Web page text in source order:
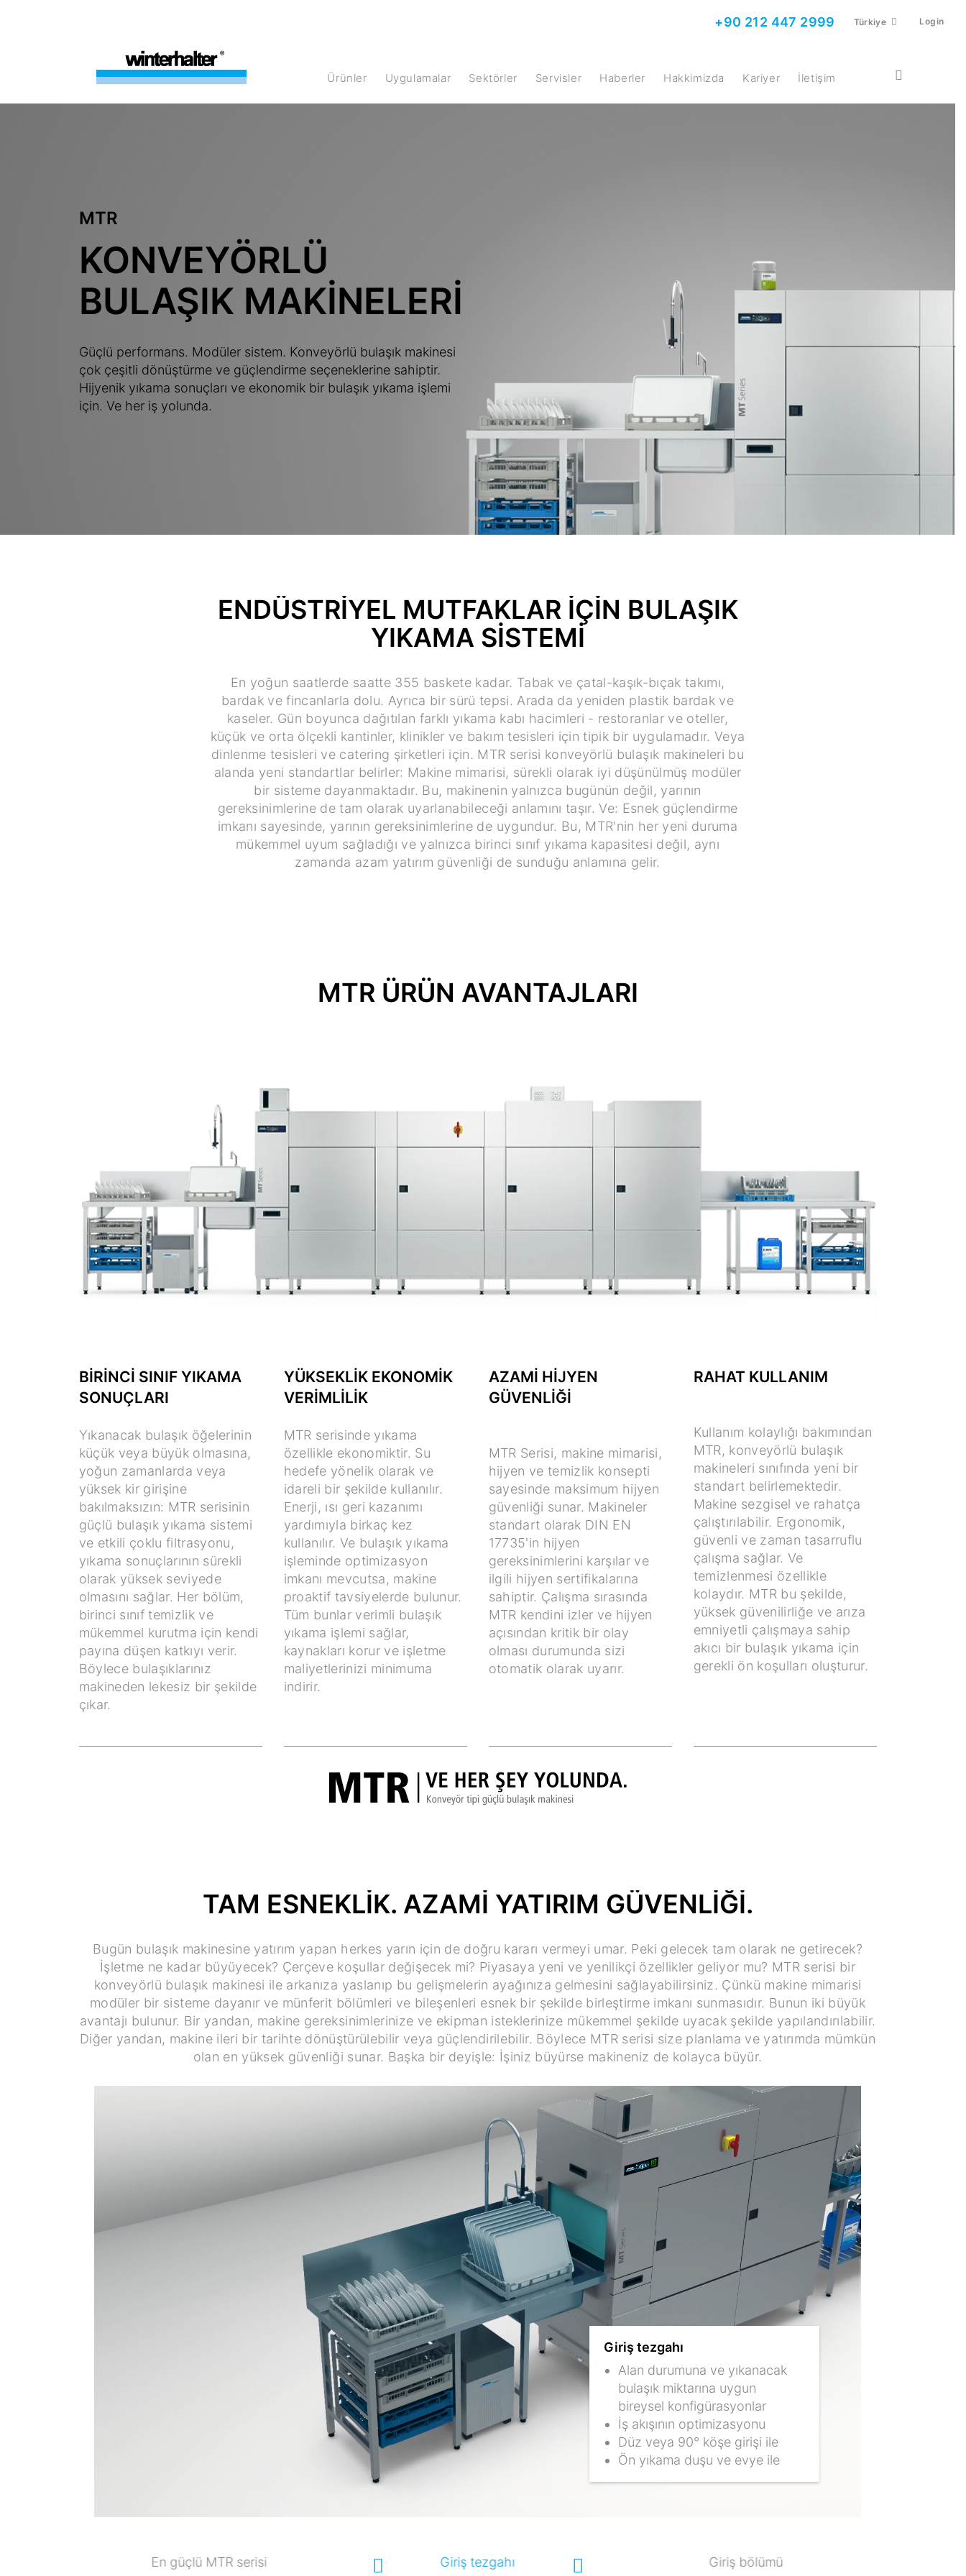
+90 212 447 2999 Türkiye Login
Ürünler Uygulamalar Sektörler Servisler Haberler Hakkimizda Kariyer İletişim
MTR
KONVEYÖRLÜ
BULAŞIK MAKINELERI
Güçlü performans. Modüler sistem. Konveyörlü bulaşık makinesi
çok çeşitli dönüştürme ve güçlendirme seçeneklerine sahiptir.
Hijyenik yıkama sonuçları ve ekonomik bir bulaşık yıkama işlemi
için. Ve her iş yolunda.
ENDÜSTRIYEL MUTFAKLAR IÇIN BULAŞIK
YIKAMA SISTEMI
En yoğun saatlerde saatte 355 baskete kadar. Tabak ve çatal-kaşık-bıçak takımı,
bardak ve fincanlarla dolu. Ayrıca bir sürü tepsi. Arada da yeniden plastik bardak ve
kaseler. Gün boyunca dağıtılan farklı yıkama kabı hacimleri - restoranlar ve oteller,
küçük ve orta ölçekli kantinler, klinikler ve bakım tesisleri için tipik bir uygulamadır. Veya
dinlenme tesisleri ve catering şirketleri için. MTR serisi konveyörlü bulaşık makineleri bu
alanda yeni standartlar belirler: Makine mimarisi, sürekli olarak iyi düşünülmüş modüler
bir sisteme dayanmaktadır. Bu, makinenin yalnızca bugünün değil, yarının
gereksinimlerine de tam olarak uyarlanabileceği anlamını taşır. Ve: Esnek güçlendirme
imkanı sayesinde, yarının gereksinimlerine de uygundur. Bu, MTR'nin her yeni duruma
mükemmel uyum sağladığı ve yalnızca birinci sınıf yıkama kapasitesi değil, aynı
zamanda azam yatırım güvenliği de sunduğu anlamına gelir.
MTR ÜRÜN AVANTAJLARI
BIRINCI SINIF YIKAMA
SONUÇLARI
Yıkanacak bulaşık öğelerinin
küçük veya büyük olmasına,
yoğun zamanlarda veya
yüksek kir girişine
bakılmaksızın: MTR serisinin
güçlü bulaşık yıkama sistemi
ve etkili çoklu filtrasyonu,
yıkama sonuçlarının sürekli
olarak yüksek seviyede
olmasını sağlar. Her bölüm,
birinci sınıf temizlik ve
mükemmel kurutma için kendi
payına düşen katkıyı verir.
Böylece bulaşıklarınız
makineden lekesiz bir şekilde
çıkar.
YÜKSEKLIK EKONOMIK
VERIMLILIK
MTR serisinde yıkama
özellikle ekonomiktir. Su
hedefe yönelik olarak ve
idareli bir şekilde kullanılır.
Enerji, ısı geri kazanımı
yardımıyla birkaç kez
kullanılır. Ve bulaşık yıkama
işleminde optimizasyon
imkanı mevcutsa, makine
proaktif tavsiyelerde bulunur.
Tüm bunlar verimli bulaşık
yıkama işlemi sağlar,
kaynakları korur ve işletme
maliyetlerinizi minimuma
indirir.
AZAMI HIJYEN
GÜVENLIĞI
MTR Serisi, makine mimarisi,
hijyen ve temizlik konsepti
sayesinde maksimum hijyen
güvenliği sunar. Makineler
standart olarak DIN EN
17735'in hijyen
gereksinimlerini karşılar ve
ilgili hijyen sertifikalarına
sahiptir. Çalışma sırasında
MTR kendini izler ve hijyen
açısından kritik bir olay
olması durumunda sizi
otomatik olarak uyarır.
RAHAT KULLANIM
Kullanım kolaylığı bakımından
MTR, konveyörlü bulaşık
makineleri sınıfında yeni bir
standart belirlemektedir.
Makine sezgisel ve rahatça
çalıştırılabilir. Ergonomik,
güvenli ve zaman tasarruflu
çalışma sağlar. Ve
temizlenmesi özellikle
kolaydır. MTR bu şekilde,
yüksek güvenilirliğe ve arıza
emniyetli çalışmaya sahip
akıcı bir bulaşık yıkama için
gerekli ön koşulları oluşturur.
TAM ESNEKLIK. AZAMI YATIRIM GÜVENLIĞI.
Bugün bulaşık makinesine yatırım yapan herkes yarın için de doğru kararı vermeyi umar. Peki gelecek tam olarak ne getirecek?
İşletme ne kadar büyüyecek? Çerçeve koşullar değişecek mi? Piyasaya yeni ve yenilikçi özellikler geliyor mu? MTR serisi bir
konveyörlü bulaşık makinesi ile arkanıza yaslanıp bu gelişmelerin ayağınıza gelmesini sağlayabilirsiniz. Çünkü makine mimarisi
modüler bir sisteme dayanır ve münferit bölümleri ve bileşenleri esnek bir şekilde birleştirme imkanı sunmasıdır. Bunun iki büyük
avantajı bulunur. Bir yandan, makine gereksinimlerinize ve ekipman isteklerinize mükemmel şekilde uyacak şekilde yapılandırılabilir.
Diğer yandan, makine ileri bir tarihte dönüştürülebilir veya güçlendirilebilir. Böylece MTR serisi size planlama ve yatırımda mümkün
olan en yüksek güvenliği sunar. Başka bir deyişle: İşiniz büyürse makineniz de kolayca büyür.
Giriş tezgahı
Alan durumuna ve yıkanacak
bulaşık miktarına uygun
bireysel konfigürasyonlar
İş akışının optimizasyonu
Düz veya 90° köşe girişi ile
Ön yıkama duşu ve evye ile
En güçlü MTR serisi Giriş tezgahı Giriş bölümü